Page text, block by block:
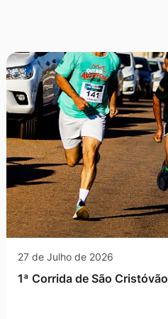
27 de Julho de 2026
1ª Corrida de São Cristóvão